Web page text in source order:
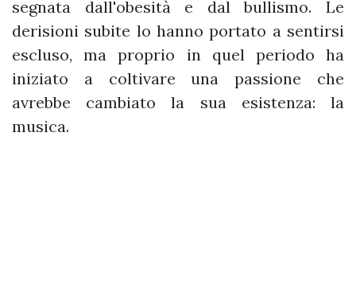
segnata dall'obesità e dal bullismo. Le
derisioni subite lo hanno portato a sentirsi
escluso, ma proprio in quel periodo ha
iniziato a coltivare una passione che
avrebbe cambiato la sua esistenza: la
musica.